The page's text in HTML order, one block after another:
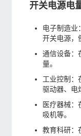
开关电源电
电子制造业
开关电源，
通信设备：
量。
工业控制：
驱动器、电
医疗器械
吸机等。
教育科研：